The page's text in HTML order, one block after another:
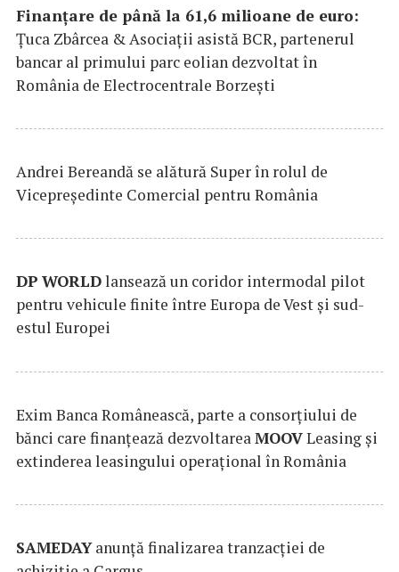
Finanțare de până la 61,6 milioane de euro:
Țuca Zbârcea & Asociații asistă BCR, partenerul
bancar al primului parc eolian dezvoltat în
România de Electrocentrale Borzești
Andrei Bereandă se alătură Super în rolul de
Vicepreședinte Comercial pentru România
DP WORLDlansează un coridor intermodal pilot
pentru vehicule finite între Europa de Vest și sud-
estul Europei
Exim Banca Românească, parte a consorțiului de
bănci care finanțează dezvoltareaMOOVLeasing și
extinderea leasingului operațional în România
SAMEDAYanunță finalizarea tranzacției de